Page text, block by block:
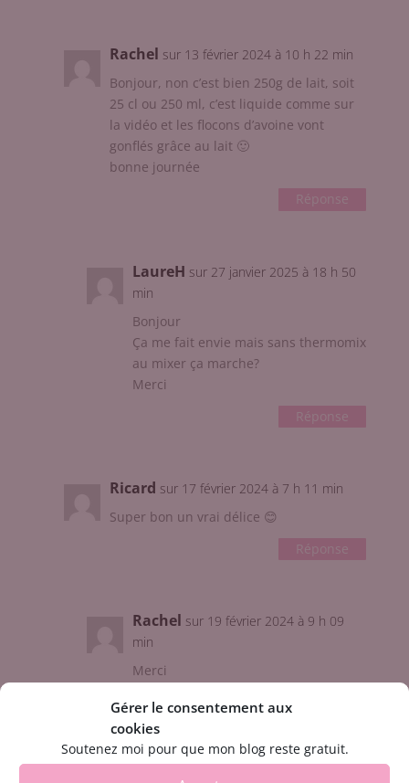
Gérer le consentement aux
cookies
Soutenez moi pour que mon blog reste gratuit.
Rachel sur 13 février 2024 à 10 h 22 min
Bonjour, non c’est bien 250g de lait, soit
25 cl ou 250 ml, c’est liquide comme sur
la vidéo et les flocons d’avoine vont
gonflés grâce au lait 🙂
bonne journée
Réponse
LaureH sur 27 janvier 2025 à 18 h 50
min
Bonjour
Ça me fait envie mais sans thermomix
au mixer ça marche?
Merci
Réponse
Ricard sur 17 février 2024 à 7 h 11 min
Super bon un vrai délice 😊
Réponse
Rachel sur 19 février 2024 à 9 h 09
min
Merci